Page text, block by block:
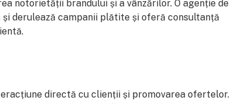
notorietății brandului și a vânzărilor. O agenție de
derulează campanii plătite și oferă consultanță
directă cu clienții și promovarea ofertelor.